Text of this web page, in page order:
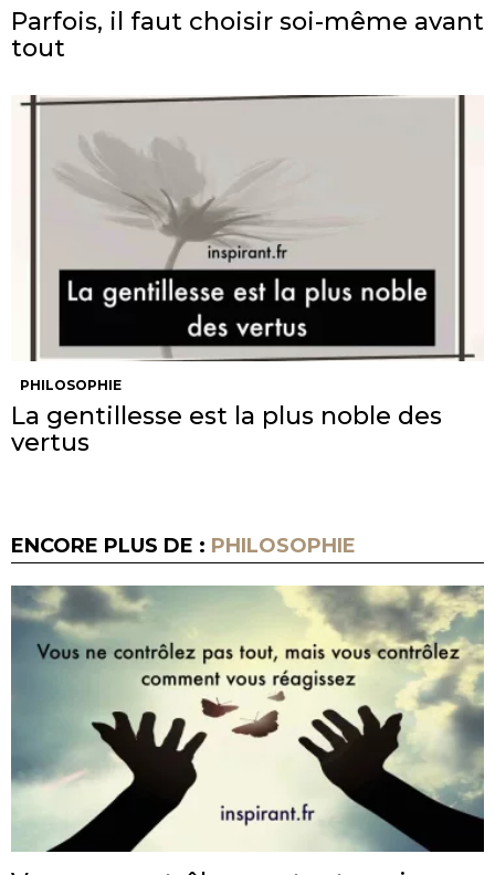
Parfois, il faut choisir soi-même avant
tout
PHILOSOPHIE
La gentillesse est la plus noble des
vertus
ENCORE PLUS DE : PHILOSOPHIE